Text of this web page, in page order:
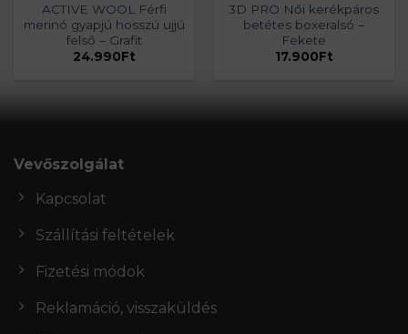
ACTIVE WOOL Férfi
merinó gyapjú hosszú ujjú
felső – Grafit
24.990Ft
3D PRO Női kerékpáros
betétes boxeralsó –
Fekete
17.900Ft
Vevőszolgálat
Kapcsolat
Szállítási feltételek
Fizetési módok
Reklamáció, visszaküldés